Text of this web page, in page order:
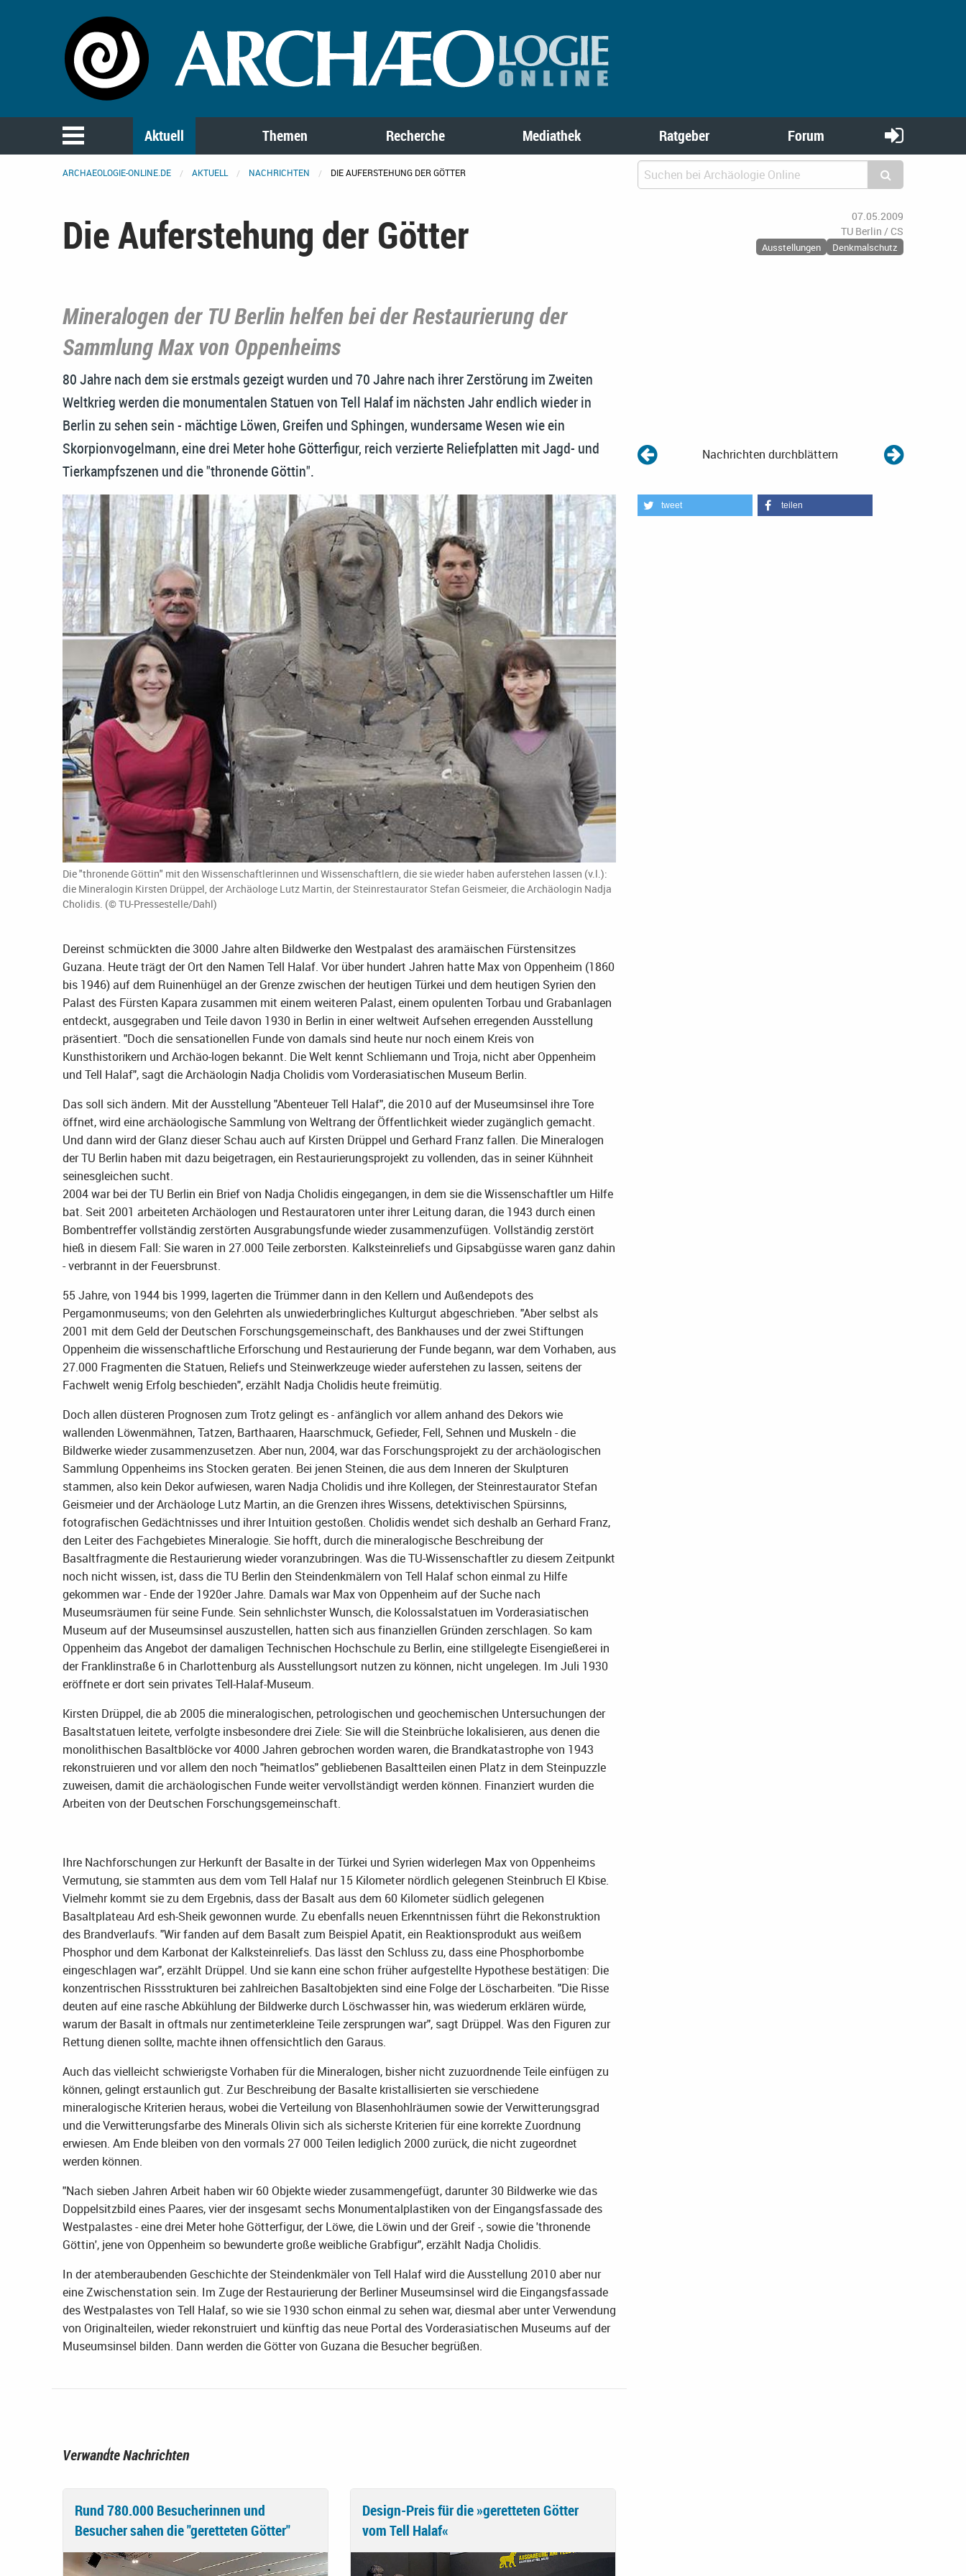
Aktuell Themen Recherche Mediathek Ratgeber Forum
ARCHAEOLOGIE-ONLINE.DE AKTUELL NACHRICHTEN DIE AUFERSTEHUNG DER GÖTTER
Die Auferstehung der Götter
07.05.2009
TU Berlin / CS
Ausstellungen Denkmalschutz
Mineralogen der TU Berlin helfen bei der Restaurierung der
Sammlung Max von Oppenheims
80 Jahre nach dem sie erstmals gezeigt wurden und 70 Jahre nach ihrer Zerstörung im Zweiten
Weltkrieg werden die monumentalen Statuen von Tell Halaf im nächsten Jahr endlich wieder in
Berlin zu sehen sein - mächtige Löwen, Greifen und Sphingen, wundersame Wesen wie ein
Skorpionvogelmann, eine drei Meter hohe Götterfigur, reich verzierte Reliefplatten mit Jagd- und
Tierkampfszenen und die "thronende Göttin".
Nachrichten durchblättern
Die "thronende Göttin" mit den Wissenschaftlerinnen und Wissenschaftlern, die sie wieder haben auferstehen lassen (v.l.):
die Mineralogin Kirsten Drüppel, der Archäologe Lutz Martin, der Steinrestaurator Stefan Geismeier, die Archäologin Nadja
Cholidis. (© TU-Pressestelle/Dahl)
Dereinst schmückten die 3000 Jahre alten Bildwerke den Westpalast des aramäischen Fürstensitzes
Guzana. Heute trägt der Ort den Namen Tell Halaf. Vor über hundert Jahren hatte Max von Oppenheim (1860
bis 1946) auf dem Ruinenhügel an der Grenze zwischen der heutigen Türkei und dem heutigen Syrien den
Palast des Fürsten Kapara zusammen mit einem weiteren Palast, einem opulenten Torbau und Grabanlagen
entdeckt, ausgegraben und Teile davon 1930 in Berlin in einer weltweit Aufsehen erregenden Ausstellung
präsentiert. "Doch die sensationellen Funde von damals sind heute nur noch einem Kreis von
Kunsthistorikern und Archäo-logen bekannt. Die Welt kennt Schliemann und Troja, nicht aber Oppenheim
und Tell Halaf", sagt die Archäologin Nadja Cholidis vom Vorderasiatischen Museum Berlin.
Das soll sich ändern. Mit der Ausstellung "Abenteuer Tell Halaf", die 2010 auf der Museumsinsel ihre Tore
öffnet, wird eine archäologische Sammlung von Weltrang der Öffentlichkeit wieder zugänglich gemacht.
Und dann wird der Glanz dieser Schau auch auf Kirsten Drüppel und Gerhard Franz fallen. Die Mineralogen
der TU Berlin haben mit dazu beigetragen, ein Restaurierungsprojekt zu vollenden, das in seiner Kühnheit
seinesgleichen sucht.
2004 war bei der TU Berlin ein Brief von Nadja Cholidis eingegangen, in dem sie die Wissenschaftler um Hilfe
bat. Seit 2001 arbeiteten Archäologen und Restauratoren unter ihrer Leitung daran, die 1943 durch einen
Bombentreffer vollständig zerstörten Ausgrabungsfunde wieder zusammenzufügen. Vollständig zerstört
hieß in diesem Fall: Sie waren in 27.000 Teile zerborsten. Kalksteinreliefs und Gipsabgüsse waren ganz dahin
- verbrannt in der Feuersbrunst.
55 Jahre, von 1944 bis 1999, lagerten die Trümmer dann in den Kellern und Außendepots des
Pergamonmuseums; von den Gelehrten als unwiederbringliches Kulturgut abgeschrieben. "Aber selbst als
2001 mit dem Geld der Deutschen Forschungsgemeinschaft, des Bankhauses und der zwei Stiftungen
Oppenheim die wissenschaftliche Erforschung und Restaurierung der Funde begann, war dem Vorhaben, aus
27.000 Fragmenten die Statuen, Reliefs und Steinwerkzeuge wieder auferstehen zu lassen, seitens der
Fachwelt wenig Erfolg beschieden", erzählt Nadja Cholidis heute freimütig.
Doch allen düsteren Prognosen zum Trotz gelingt es - anfänglich vor allem anhand des Dekors wie
wallenden Löwenmähnen, Tatzen, Barthaaren, Haarschmuck, Gefieder, Fell, Sehnen und Muskeln - die
Bildwerke wieder zusammenzusetzen. Aber nun, 2004, war das Forschungsprojekt zu der archäologischen
Sammlung Oppenheims ins Stocken geraten. Bei jenen Steinen, die aus dem Inneren der Skulpturen
stammen, also kein Dekor aufwiesen, waren Nadja Cholidis und ihre Kollegen, der Steinrestaurator Stefan
Geismeier und der Archäologe Lutz Martin, an die Grenzen ihres Wissens, detektivischen Spürsinns,
fotografischen Gedächtnisses und ihrer Intuition gestoßen. Cholidis wendet sich deshalb an Gerhard Franz,
den Leiter des Fachgebietes Mineralogie. Sie hofft, durch die mineralogische Beschreibung der
Basaltfragmente die Restaurierung wieder voranzubringen. Was die TU-Wissenschaftler zu diesem Zeitpunkt
noch nicht wissen, ist, dass die TU Berlin den Steindenkmälern von Tell Halaf schon einmal zu Hilfe
gekommen war - Ende der 1920er Jahre. Damals war Max von Oppenheim auf der Suche nach
Museumsräumen für seine Funde. Sein sehnlichster Wunsch, die Kolossalstatuen im Vorderasiatischen
Museum auf der Museumsinsel auszustellen, hatten sich aus finanziellen Gründen zerschlagen. So kam
Oppenheim das Angebot der damaligen Technischen Hochschule zu Berlin, eine stillgelegte Eisengießerei in
der Franklinstraße 6 in Charlottenburg als Ausstellungsort nutzen zu können, nicht ungelegen. Im Juli 1930
eröffnete er dort sein privates Tell-Halaf-Museum.
Kirsten Drüppel, die ab 2005 die mineralogischen, petrologischen und geochemischen Untersuchungen der
Basaltstatuen leitete, verfolgte insbesondere drei Ziele: Sie will die Steinbrüche lokalisieren, aus denen die
monolithischen Basaltblöcke vor 4000 Jahren gebrochen worden waren, die Brandkatastrophe von 1943
rekonstruieren und vor allem den noch "heimatlos" gebliebenen Basaltteilen einen Platz in dem Steinpuzzle
zuweisen, damit die archäologischen Funde weiter vervollständigt werden können. Finanziert wurden die
Arbeiten von der Deutschen Forschungsgemeinschaft.
Ihre Nachforschungen zur Herkunft der Basalte in der Türkei und Syrien widerlegen Max von Oppenheims
Vermutung, sie stammten aus dem vom Tell Halaf nur 15 Kilometer nördlich gelegenen Steinbruch El Kbise.
Vielmehr kommt sie zu dem Ergebnis, dass der Basalt aus dem 60 Kilometer südlich gelegenen
Basaltplateau Ard esh-Sheik gewonnen wurde. Zu ebenfalls neuen Erkenntnissen führt die Rekonstruktion
des Brandverlaufs. "Wir fanden auf dem Basalt zum Beispiel Apatit, ein Reaktionsprodukt aus weißem
Phosphor und dem Karbonat der Kalksteinreliefs. Das lässt den Schluss zu, dass eine Phosphorbombe
eingeschlagen war", erzählt Drüppel. Und sie kann eine schon früher aufgestellte Hypothese bestätigen: Die
konzentrischen Rissstrukturen bei zahlreichen Basaltobjekten sind eine Folge der Löscharbeiten. "Die Risse
deuten auf eine rasche Abkühlung der Bildwerke durch Löschwasser hin, was wiederum erklären würde,
warum der Basalt in oftmals nur zentimeterkleine Teile zersprungen war", sagt Drüppel. Was den Figuren zur
Rettung dienen sollte, machte ihnen offensichtlich den Garaus.
Auch das vielleicht schwierigste Vorhaben für die Mineralogen, bisher nicht zuzuordnende Teile einfügen zu
können, gelingt erstaunlich gut. Zur Beschreibung der Basalte kristallisierten sie verschiedene
mineralogische Kriterien heraus, wobei die Verteilung von Blasenhohlräumen sowie der Verwitterungsgrad
und die Verwitterungsfarbe des Minerals Olivin sich als sicherste Kriterien für eine korrekte Zuordnung
erwiesen. Am Ende bleiben von den vormals 27 000 Teilen lediglich 2000 zurück, die nicht zugeordnet
werden können.
"Nach sieben Jahren Arbeit haben wir 60 Objekte wieder zusammengefügt, darunter 30 Bildwerke wie das
Doppelsitzbild eines Paares, vier der insgesamt sechs Monumentalplastiken von der Eingangsfassade des
Westpalastes - eine drei Meter hohe Götterfigur, der Löwe, die Löwin und der Greif -, sowie die 'thronende
Göttin', jene von Oppenheim so bewunderte große weibliche Grabfigur", erzählt Nadja Cholidis.
In der atemberaubenden Geschichte der Steindenkmäler von Tell Halaf wird die Ausstellung 2010 aber nur
eine Zwischenstation sein. Im Zuge der Restaurierung der Berliner Museumsinsel wird die Eingangsfassade
des Westpalastes von Tell Halaf, so wie sie 1930 schon einmal zu sehen war, diesmal aber unter Verwendung
von Originalteilen, wieder rekonstruiert und künftig das neue Portal des Vorderasiatischen Museums auf der
Museumsinsel bilden. Dann werden die Götter von Guzana die Besucher begrüßen.
tweet teilen
Verwandte Nachrichten
Rund 780.000 Besucherinnen und
Besucher sahen die "geretteten Götter"
Design-Preis für die »geretteten Götter
vom Tell Halaf«